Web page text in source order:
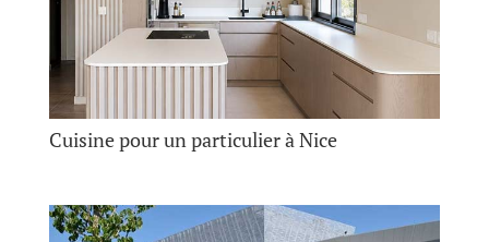
Cuisine pour un particulier à Nice